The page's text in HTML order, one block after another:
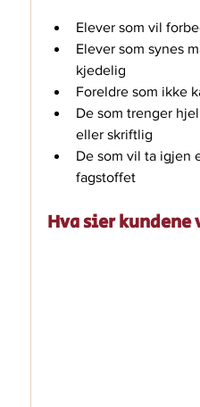
Elever som vil
Elever som synes
kjedelig
Foreldre som ikke
De som trenger
eller skriftlig
De som vil ta igjen
fagstoffet
Hva sier kundene